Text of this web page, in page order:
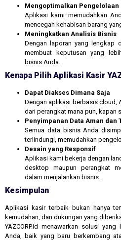
Mengoptimalkan Pengelolaan
Aplikasi kami memudahkan
mencegah kehabisan barang
Meningkatkan Analisis Bisnis
Dengan laporan yang lengkap
membuat keputusan yang
bisnis Anda.
Kenapa Pilih Aplikasi Kasir
Dapat Diakses Dimana Saja
Dengan aplikasi berbasis cloud,
dari perangkat mana pun, kapan
Penyimpanan Data Aman dan
Semua data bisnis Anda
terlindungi, memudahkan
Desain yang Responsif
Aplikasi kami bekerja dengan
desktop maupun perangkat
dalam menjalankan bisnis.
Kesimpulan
Aplikasi kasir terbaik bukan hanya
kemudahan, dan dukungan yang
YAZCORP.id menawarkan solusi
Anda, baik yang baru berkembang